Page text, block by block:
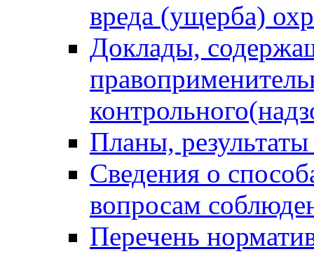
вреда (ущерба)
Доклады,
Планы,
Сведения о
вопросам
Перечень